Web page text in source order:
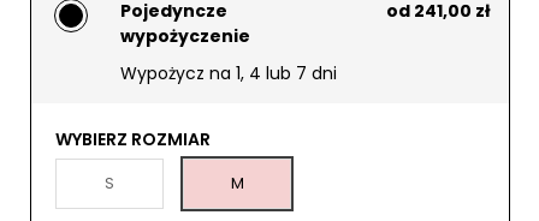
Pojedyncze
wypożyczenie
od 241,00 zł
Wypożycz na 1, 4 lub 7 dni
WYBIERZ ROZMIAR
S M